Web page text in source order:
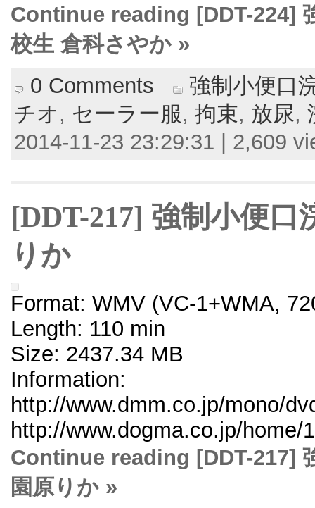
Continue reading [DDT-224]
校生 倉科さやか »
0 Comments
強制小便口
チオ , セーラー服, 拘束, 放尿,
2014-11-23 23:29:31 | 2,609
[DDT-217] 強制小便
りか
Format: WMV (VC-1+WMA,
Length: 110 min
Size: 2437.34 MB
Information:
http://www.dmm.co.jp/mono/
http://www.dogma.co.jp/home/
Continue reading [DDT-217]
園原りか »